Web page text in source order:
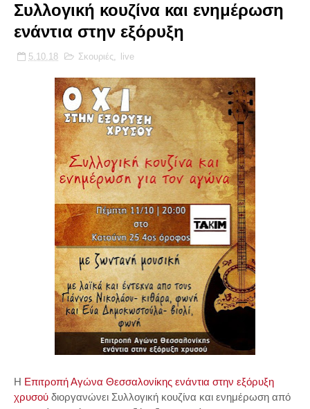
Συλλογική κουζίνα και ενημέρωση
ενάντια στην εξόρυξη
5.10.18 Σκουριές, live
Η Επιτροπή Αγώνα Θεσσαλονίκης ενάντια στην εξόρυξη
χρυσού διοργανώνει Συλλογική κουζίνα και ενημέρωση από